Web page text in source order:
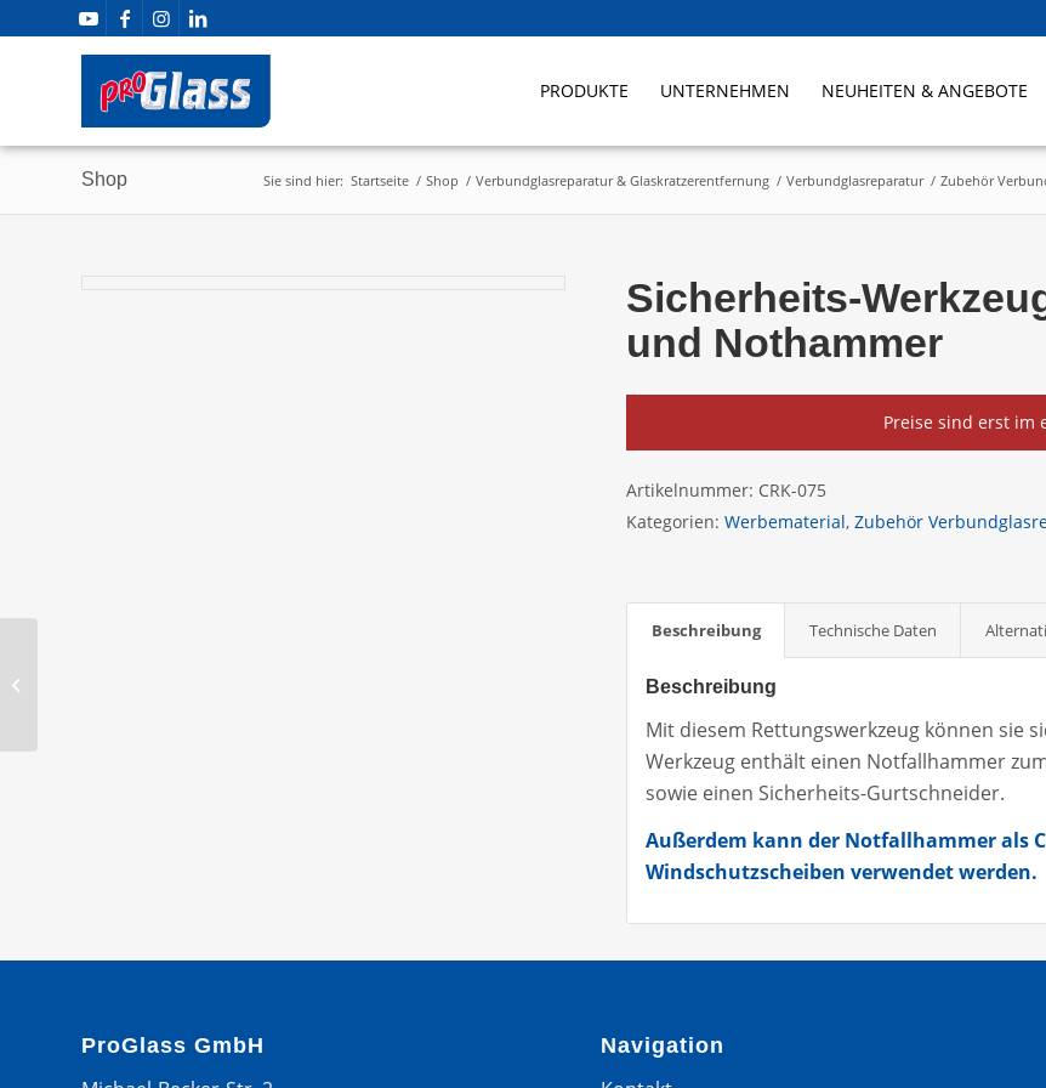
PRODUKTE UNTERNEHMEN NEUHEITEN & ANGEBOTE
Shop Sie sind hier: Startseite / Shop / Verbundglasreparatur & Glaskratzerentfernung / Verbundglasreparatur / Zubehör
Sicherheits-
und Nothammer
Preise sind erst im
Artikelnummer: CRK-075
Kategorien:Werbematerial,Zubehör
Beschreibung Technische Daten
Beschreibung
Mit diesem Rettungswerkzeug können sie
Werkzeug enthält einen Notfallhammer
sowie einen Sicherheits-Gurtschneider.
Außerdem kann der Notfallhammer als
Windschutzscheiben verwendet werden.
ProGlass GmbH Navigation